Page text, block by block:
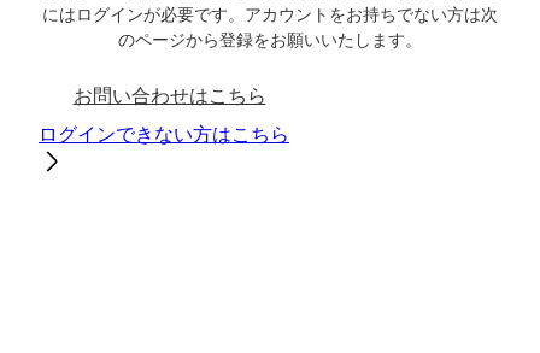
にはログインが必要です。アカウントをお持ちでない方は次
のページから登録をお願いいたします。
お問い合わせはこちら
ログインできない方はこちら